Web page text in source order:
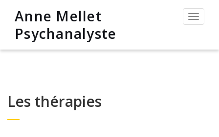
Anne Mellet
Psychanalyste
Les thérapies